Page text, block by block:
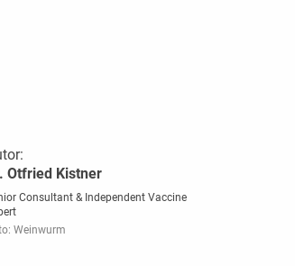
Otfried Kistner
Consultant & Independent Vaccine
Weinwurm